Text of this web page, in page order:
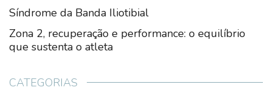
Síndrome da Banda Iliotibial
Zona 2, recuperação e performance: o equilíbrio
que sustenta o atleta
CATEGORIAS